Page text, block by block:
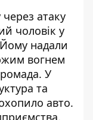
атаку
чоловік у
надали
вогнем
У
та
авто.